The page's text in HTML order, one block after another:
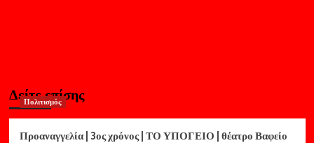
Δείτε επίσης
Πολιτισμός
Προαναγγελία | 3ος χρόνος | ΤΟ ΥΠΟΓΕΙΟ | θέατρο Βαφείο